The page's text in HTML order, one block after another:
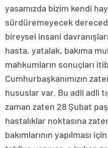
yasamızda bizim kendi
sürdüremeyecek
bireysel insani
hasta, yatalak, bakıma
mahkumların sonuçları
Cumhurbaşkanımızın
hususlar var. Bu adli adli
zaman zaten 28 Şubat
hastalıklar noktasına
bakımlarının yapılması